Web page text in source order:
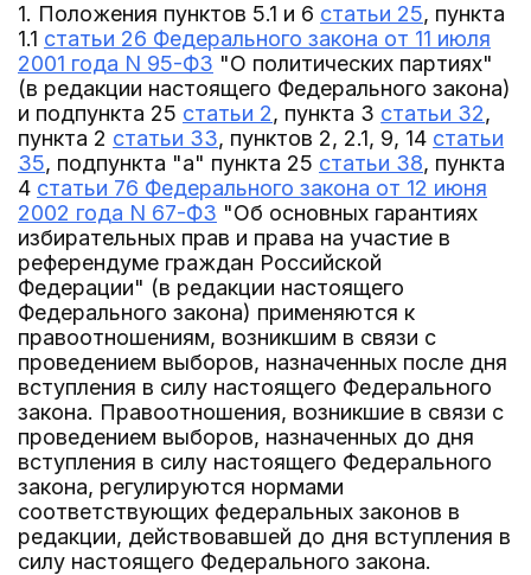
1. Положения пунктов 5.1 и 6 статьи 25, пункта
1.1 статьи 26 Федерального закона от 11 июля
2001 года N 95-ФЗ "О политических партиях"
(в редакции настоящего Федерального закона)
и подпункта 25 статьи 2, пункта 3 статьи 32,
пункта 2 статьи 33, пунктов 2, 2.1, 9, 14 статьи
35, подпункта "а" пункта 25 статьи 38, пункта
4 статьи 76 Федерального закона от 12 июня
2002 года N 67-ФЗ "Об основных гарантиях
избирательных прав и права на участие в
референдуме граждан Российской
Федерации" (в редакции настоящего
Федерального закона) применяются к
правоотношениям, возникшим в связи с
проведением выборов, назначенных после дня
вступления в силу настоящего Федерального
закона. Правоотношения, возникшие в связи с
проведением выборов, назначенных до дня
вступления в силу настоящего Федерального
закона, регулируются нормами
соответствующих федеральных законов в
редакции, действовавшей до дня вступления в
силу настоящего Федерального закона.